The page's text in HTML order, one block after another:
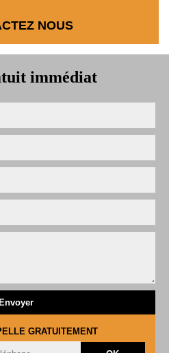
NOUS
immédiat
GRATUITEMENT